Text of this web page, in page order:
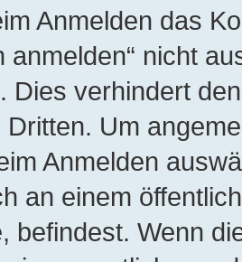
Anmelden das
anmelden“ nicht
Dies verhindert
Dritten. Um
Anmelden
an einem
befindest. Wenn